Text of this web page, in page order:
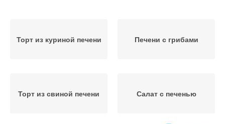
Торт из куриной печени Печени с грибами
Торт из свиной печени Салат с печенью